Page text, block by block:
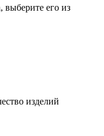
выберите его из
изделий